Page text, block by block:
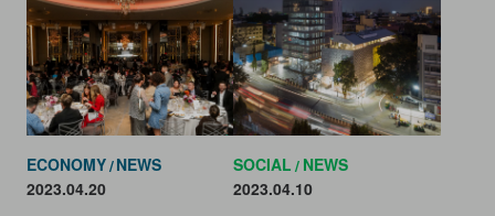
ECONOMY NEWS
2023.04.20
SOCIAL NEWS
2023.04.10